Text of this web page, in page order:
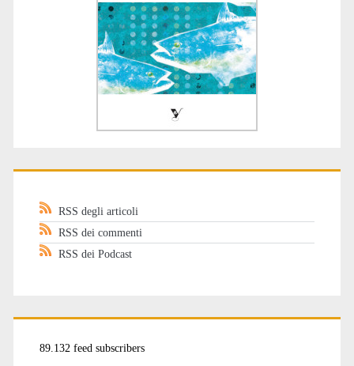
RSS degli articoli
RSS dei commenti
RSS dei Podcast
89.132 feed subscribers